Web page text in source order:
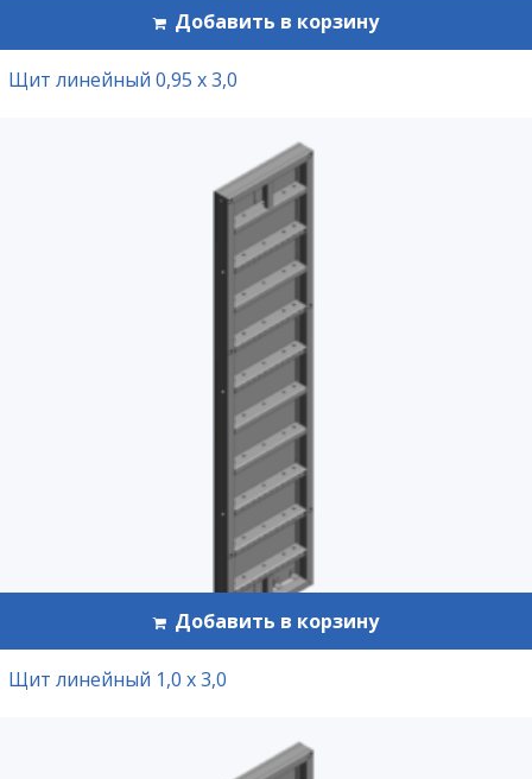
Добавить в корзину
Щит линейный 0,95 х 3,0
Добавить в корзину
Щит линейный 1,0 х 3,0